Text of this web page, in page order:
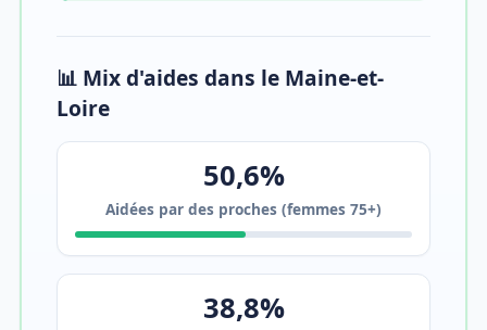
📊 Mix d'aides dans le Maine-et-
Loire
50,6%
Aidées par des proches (femmes 75+)
38,8%